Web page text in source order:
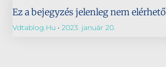
Ez a bejegyzés jelenleg nem elérhető
Vdtablog.hu 2023. január 20.